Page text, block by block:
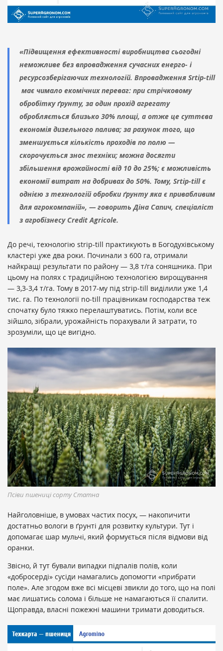
«Підвищення ефективності виробництва сьогодні
неможливе без впровадження сучасних енерго- і
ресурсозберігаючих технологій. Впровадження Srtip-till
має чимало екомічних переваг: при стрічковому
обробітку ґрунту, за один прохід агрегату
обробляється близько 30% площі, а отже це суттєва
економія дизельного палива; за рахунок того, що
зменшується кількість проходів по полю —
скорочується знос техніки; можна досягти
збільшення врожайності від 10 до 25%; є можливість
економії витрат на добривах до 50%. Тому, Srtip-till є
однією з технологій обробки ґрунту яка є привабливим
для агрокомпаній», — говорить Діна Сапич, спеціаліст
з агробізнесу Credit Agricole.
До речі, технологію strip-till практикують в Богодухівському
кластері уже два роки. Починали з 600 га, отримали
найкращі результати по району — 3,8 т/га соняшника. При
цьому на полях с традиційною технологією вирощування
— 3,3-3,4 т/га. Тому в 2017-му під strip-till виділили уже 1,4
тис. га. По технології no-till працівникам господарства теж
спочатку було тяжко перелаштуватись. Потім, коли все
зійшло, зібрали, урожайність порахували й затрати, то
зрозуміли, що це вигідно.
Псіви пшениці сорту Статна
Найголовніше, в умовах частих посух, — накопичити
достатньо вологи в ґрунті для розвитку культури. Тут і
допомагає шар мульчі, який формується після відмови від
оранки.
Звісно, й тут бували випадки підпалів полів, коли
«добросерді» сусіди намагались допомогти «прибрати
поле». Але згодом вже всі місцеві звикли до того, що на полі
має лишатись солома і більше не намагаються її спалити.
Щоправда, власні пожежні машини тримати доводиться.